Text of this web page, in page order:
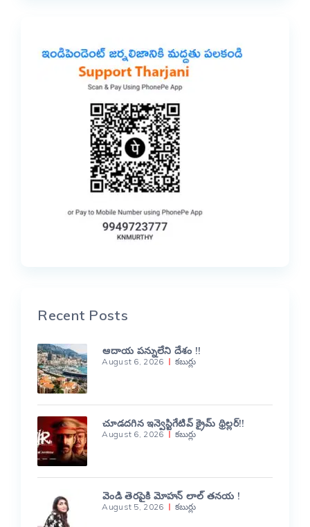
Recent Posts
ఆదాయ పన్నులేని దేశం !!
August 6, 2026 కబుర్లు
చూడదగిన ఇన్వెస్టిగేటివ్ క్రైమ్ థ్రిల్లర్!!
August 6, 2026 కబుర్లు
వెండి తెరపైకి మోహన్ లాల్ తనయ !
August 5, 2026 కబుర్లు